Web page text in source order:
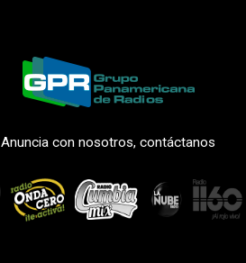
Anuncia con nosotros, contáctanos